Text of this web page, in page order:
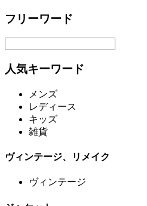
フリーワード
人気キーワード
メンズ
レディース
キッズ
雑貨
ヴィンテージ、リメイク
ヴィンテージ